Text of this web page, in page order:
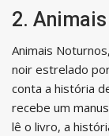
2.
Animais
noir estrelado
conta a história
recebe um
lê o livro, a